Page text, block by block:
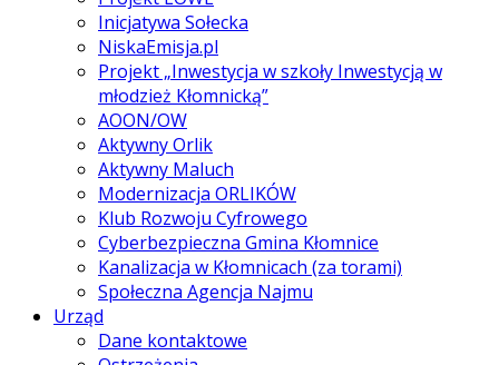
Inicjatywa Sołecka
NiskaEmisja.pl
Projekt „Inwestycja w szkoły Inwestycją w
młodzież Kłomnicką”
AOON/OW
Aktywny Orlik
Aktywny Maluch
Modernizacja ORLIKÓW
Klub Rozwoju Cyfrowego
Cyberbezpieczna Gmina Kłomnice
Kanalizacja w Kłomnicach (za torami)
Społeczna Agencja Najmu
Urząd
Dane kontaktowe